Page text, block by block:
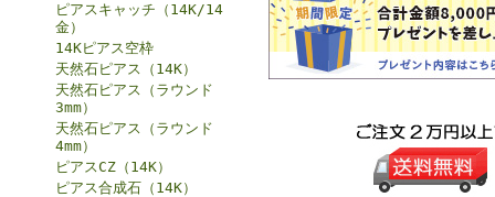
ピアスキャッチ（14K/14
金）
14Kピアス空枠
天然石ピアス（14K）
天然石ピアス（ラウンド
3mm）
天然石ピアス（ラウンド
4mm）
ピアスCZ（14K）
ピアス合成石（14K）